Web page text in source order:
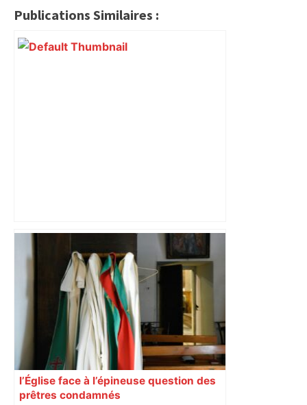
Publications Similaires :
"C'est la reprise des bouchons et c'est
horrible", plus de 17 km de
ralentissements autour de Toulouse ce
jeudi matin, on vous donne les
secteurs à éviter – ladepeche.fr
l’Église face à l’épineuse question des
prêtres condamnés